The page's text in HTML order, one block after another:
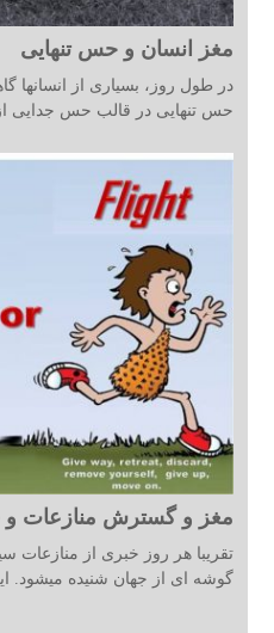
مغز انسان و حس تنهایی
در طول روز، بسیاری از انسانها
حس تنهایی در قالب حس جدایی از
مغز و گسترش منازعات و
تقریبا هر روز خبری از منازعات
گوشه ای از جهان شنیده میشود.